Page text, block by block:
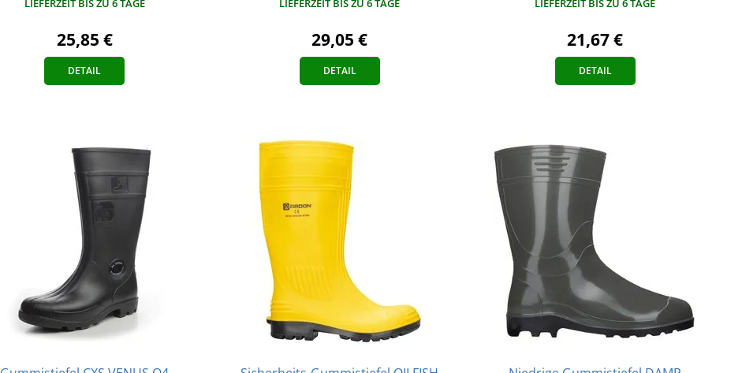
LIEFERZEIT BIS ZU 6 TAGE
25,85 €
DETAIL
LIEFERZEIT BIS ZU 6 TAGE
29,05 €
DETAIL
LIEFERZEIT BIS ZU 6 TAGE
21,67 €
DETAIL